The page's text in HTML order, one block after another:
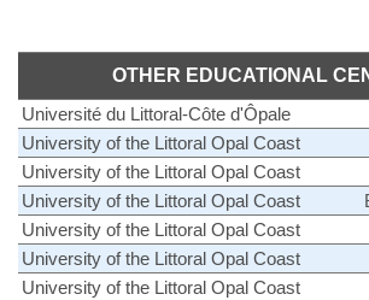
OTHER EDUCATIONAL
Université du Littoral-Côte d'Ôpale
University of the Littoral Opal Coast
University of the Littoral Opal Coast
University of the Littoral Opal Coast
University of the Littoral Opal Coast
University of the Littoral Opal Coast
University of the Littoral Opal Coast